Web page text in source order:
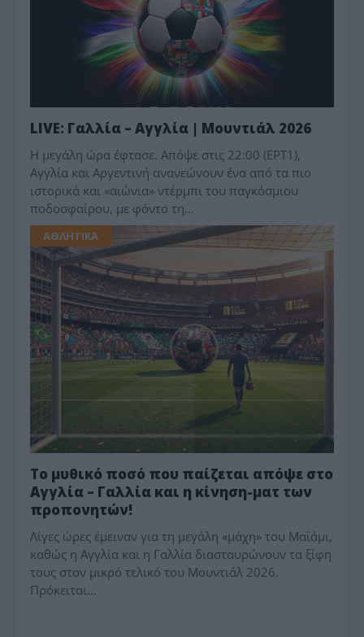
LIVE: Γαλλία – Αγγλία | Μουντιάλ 2026
Η μεγάλη ώρα έφτασε. Απόψε στις 22:00 (ΕΡΤ1),
Αγγλία και Αργεντινή ανανεώνουν ένα από τα πιο
ιστορικά και «αιώνια» ντέρμπι του παγκόσμιου
ποδοσφαίρου, με φόντο τη…
ΑΘΛΗΤΙΚΑ
Το μυθικό ποσό που παίζεται απόψε στο
Αγγλία – Γαλλία και η κίνηση-ματ των
προπονητών!
Λίγες ώρες έμειναν για τη μεγάλη «μάχη» του Μαϊάμι,
καθώς η Αγγλία και η Γαλλία διασταυρώνουν τα ξίφη
τους στον μικρό τελικό του Μουντιάλ 2026.
Πρόκειται…